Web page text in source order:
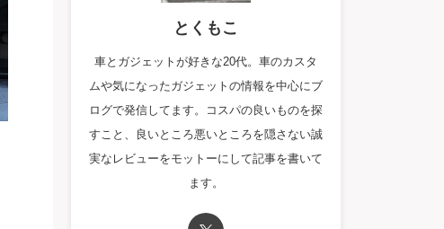
とくもこ
車とガジェットが好きな20代。車のカスタ
ムや気になったガジェットの情報を中心にブ
ログで発信してます。コスパの良いものを探
すこと、良いところ悪いところを隠さない誠
実なレビューをモットーにして記事を書いて
ます。